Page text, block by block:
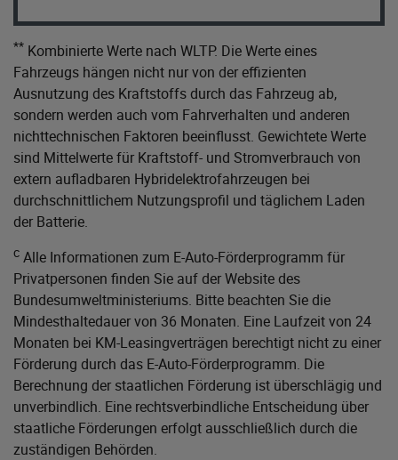
** Kombinierte Werte nach WLTP. Die Werte eines
Fahrzeugs hängen nicht nur von der effizienten
Ausnutzung des Kraftstoffs durch das Fahrzeug ab,
sondern werden auch vom Fahrverhalten und anderen
nichttechnischen Faktoren beeinflusst. Gewichtete Werte
sind Mittelwerte für Kraftstoff- und Stromverbrauch von
extern aufladbaren Hybridelektrofahrzeugen bei
durchschnittlichem Nutzungsprofil und täglichem Laden
der Batterie.
c Alle Informationen zum E-Auto-Förderprogramm für
Privatpersonen finden Sie auf der Website des
Bundesumweltministeriums. Bitte beachten Sie die
Mindesthaltedauer von 36 Monaten. Eine Laufzeit von 24
Monaten bei KM-Leasingverträgen berechtigt nicht zu einer
Förderung durch das E-Auto-Förderprogramm. Die
Berechnung der staatlichen Förderung ist überschlägig und
unverbindlich. Eine rechtsverbindliche Entscheidung über
staatliche Förderungen erfolgt ausschließlich durch die
zuständigen Behörden.